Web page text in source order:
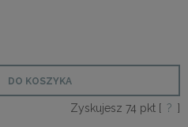
DO KOSZYKA
Zyskujesz 74 pkt [ ? ]